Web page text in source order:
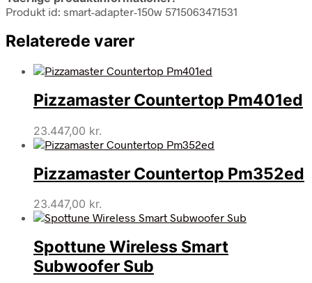
Produkt id: smart-adapter-150w 5715063471531
Relaterede varer
Pizzamaster Countertop Pm401ed
23.447,00 kr.
Pizzamaster Countertop Pm352ed
23.447,00 kr.
Spottune Wireless Smart
Subwoofer Sub